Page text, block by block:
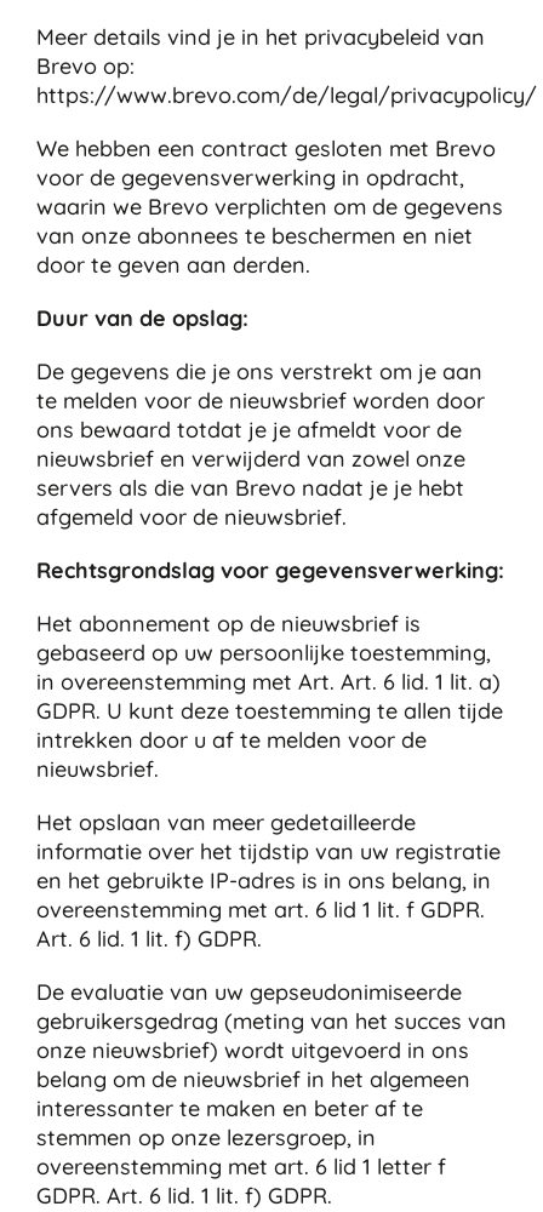
Meer details vind je in het privacybeleid van
Brevo op:
https://www.brevo.com/de/legal/privacypolicy/
We hebben een contract gesloten met Brevo
voor de gegevensverwerking in opdracht,
waarin we Brevo verplichten om de gegevens
van onze abonnees te beschermen en niet
door te geven aan derden.
Duur van de opslag:
De gegevens die je ons verstrekt om je aan
te melden voor de nieuwsbrief worden door
ons bewaard totdat je je afmeldt voor de
nieuwsbrief en verwijderd van zowel onze
servers als die van Brevo nadat je je hebt
afgemeld voor de nieuwsbrief.
Rechtsgrondslag voor gegevensverwerking:
Het abonnement op de nieuwsbrief is
gebaseerd op uw persoonlijke toestemming,
in overeenstemming met Art. Art. 6 lid. 1 lit. a)
GDPR. U kunt deze toestemming te allen tijde
intrekken door u af te melden voor de
nieuwsbrief.
Het opslaan van meer gedetailleerde
informatie over het tijdstip van uw registratie
en het gebruikte IP-adres is in ons belang, in
overeenstemming met art. 6 lid 1 lit. f GDPR.
Art. 6 lid. 1 lit. f) GDPR.
De evaluatie van uw gepseudonimiseerde
gebruikersgedrag (meting van het succes van
onze nieuwsbrief) wordt uitgevoerd in ons
belang om de nieuwsbrief in het algemeen
interessanter te maken en beter af te
stemmen op onze lezersgroep, in
overeenstemming met art. 6 lid 1 letter f
GDPR. Art. 6 lid. 1 lit. f) GDPR.